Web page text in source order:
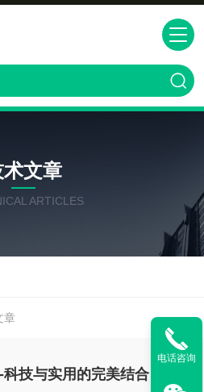
术文章
ARTICLES
章
技与实用的完美结合
电话咨询